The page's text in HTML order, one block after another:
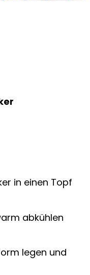
in einen Topf
abkühlen
legen und